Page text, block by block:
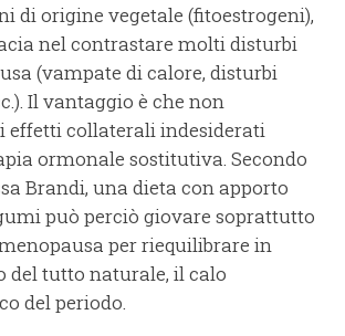
di origine vegetale (fitoestrogeni),
nel contrastare molti disturbi
(vampate di calore, disturbi
Il vantaggio è che non
effetti collaterali indesiderati
ormonale sostitutiva. Secondo
Brandi, una dieta con apporto
può perciò giovare soprattutto
per riequilibrare in
del tutto naturale, il calo
del periodo.